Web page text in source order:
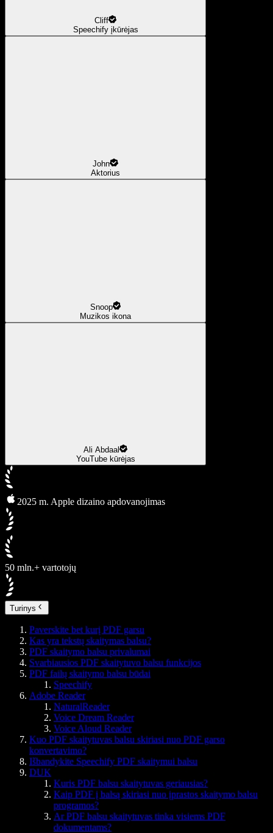
Cliff
Speechify įkūrėjas
John
Aktorius
Snoop
Muzikos ikona
Ali Abdaal
YouTube kūrėjas
2025 m. Apple dizaino apdovanojimas
50 mln.+ vartotojų
Turinys
Paverskite bet kurį PDF garsu
Kas yra tekstų skaitymas balsu?
PDF skaitymo balsu privalumai
Svarbiausios PDF skaitytuvo balsu funkcijos
PDF failų skaitymo balsu būdai
Speechify
Adobe Reader
NaturalReader
Voice Dream Reader
Voice Aloud Reader
Kuo PDF skaitytuvas balsu skiriasi nuo PDF garso
konvertavimo?
Išbandykite Speechify PDF skaitymui balsu
DUK
Kuris PDF balsu skaitytuvas geriausias?
Kaip PDF į balsą skiriasi nuo įprastos skaitymo balsu
programos?
Ar PDF balsu skaitytuvas tinka visiems PDF
dokumentams?